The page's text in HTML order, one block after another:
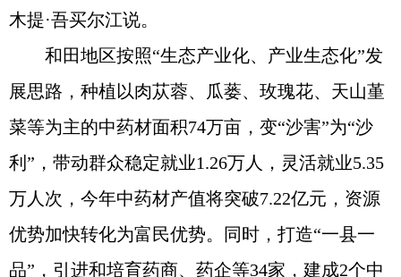
木提·吾买尔江说。
和田地区按照“生态产业化、产业生态化”发
展思路，种植以肉苁蓉、瓜蒌、玫瑰花、天山堇
菜等为主的中药材面积74万亩，变“沙害”为“沙
利”，带动群众稳定就业1.26万人，灵活就业5.35
万人次，今年中药材产值将突破7.22亿元，资源
优势加快转化为富民优势。同时，打造“一县一
品”，引进和培育药商、药企等34家，建成2个中